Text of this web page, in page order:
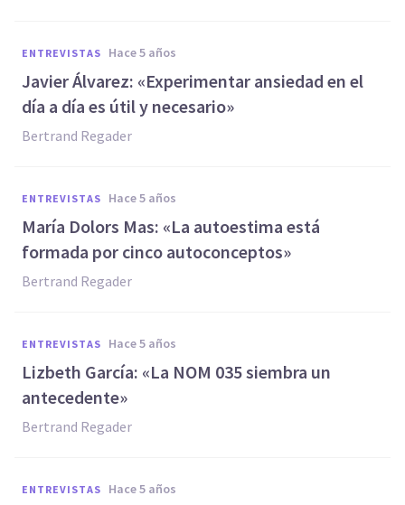
ENTREVISTAS hace 5 años
Javier Álvarez: «Experimentar ansiedad en el
día a día es útil y necesario»
Bertrand Regader
ENTREVISTAS hace 5 años
María Dolors Mas: «La autoestima está
formada por cinco autoconceptos»
Bertrand Regader
ENTREVISTAS hace 5 años
Lizbeth García: «La NOM 035 siembra un
antecedente»
Bertrand Regader
ENTREVISTAS hace 5 años